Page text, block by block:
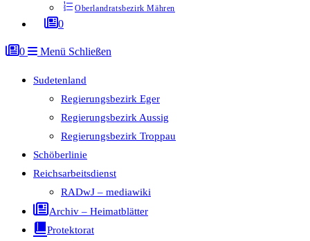
Oberlandratsbezirk Mähren
0
0 Menü Schließen
Sudetenland
Regierungsbezirk Eger
Regierungsbezirk Aussig
Regierungsbezirk Troppau
Schöberlinie
Reichsarbeitsdienst
RADwJ – mediawiki
Archiv – Heimatblätter
Protektorat